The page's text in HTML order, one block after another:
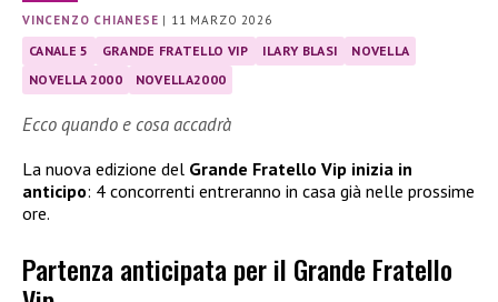
VINCENZO CHIANESE | 11 MARZO 2026
CANALE 5 GRANDE FRATELLO VIP ILARY BLASI
NOVELLA
NOVELLA 2000
NOVELLA2000
Ecco quando e cosa accadrà
La nuova edizione del Grande Fratello Vip inizia in
anticipo: 4 concorrenti entreranno in casa già nelle prossime
ore.
Partenza anticipata per il Grande Fratello